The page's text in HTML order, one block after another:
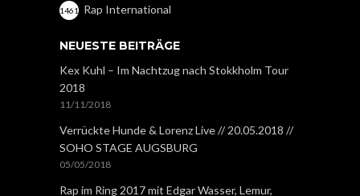
Rap International
1461
NEUESTE BEITRÄGE
Kex Kuhl – Im Nachtzug nach Stokkholm Tour
2018
11/11/2018
Verrückte Hunde & Lorenz Live // 20.05.2018 //
SOHO STAGE AUGSBURG
05/05/2018
Rap im Ring 2017 mit Edgar Wasser, Lemur,